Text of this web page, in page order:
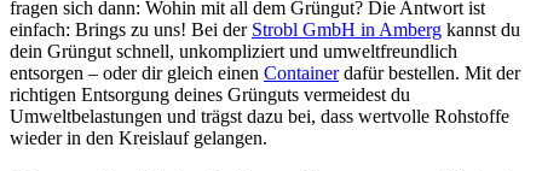
fragen sich dann: Wohin mit all dem Grüngut? Die Antwort ist
einfach: Brings zu uns! Bei der Strobl GmbH in Amberg kannst du
dein Grüngut schnell, unkompliziert und umweltfreundlich
entsorgen – oder dir gleich einen Containerdafür bestellen. Mit der
richtigen Entsorgung deines Grünguts vermeidest du
Umweltbelastungen und trägst dazu bei, dass wertvolle Rohstoffe
wieder in den Kreislauf gelangen.